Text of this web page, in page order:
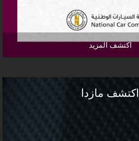
اكتشف المزيد
اكتشف مازدا